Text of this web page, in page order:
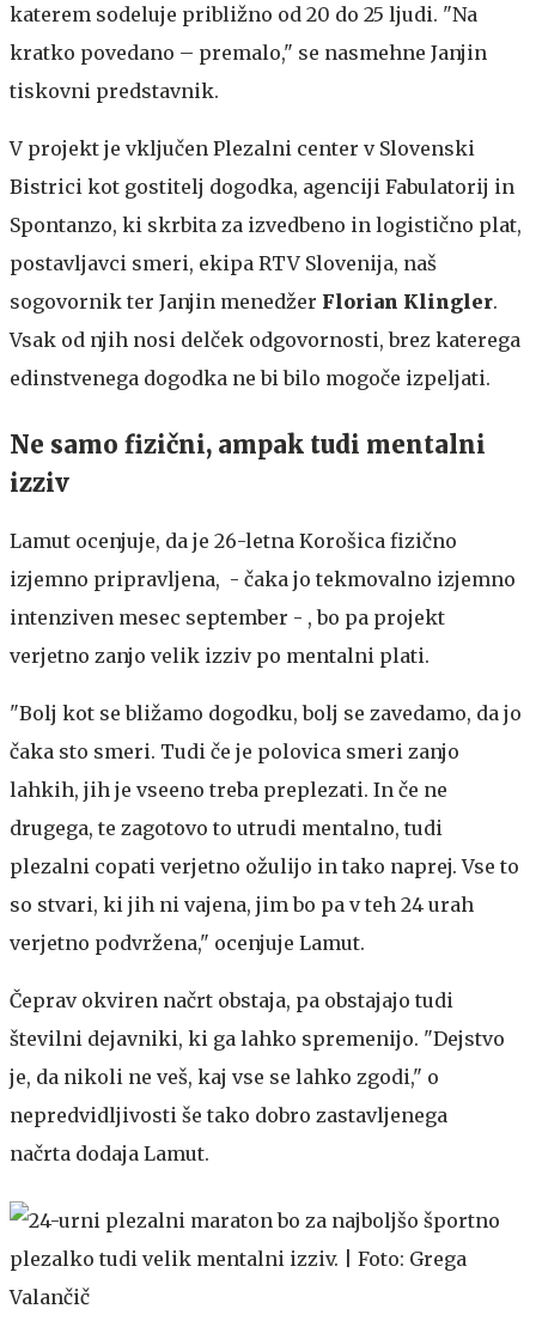
katerem sodeluje približno od 20 do 25 ljudi. "Na
kratko povedano – premalo," se nasmehne Janjin
tiskovni predstavnik.
V projekt je vključen Plezalni center v Slovenski
Bistrici kot gostitelj dogodka, agenciji Fabulatorij in
Spontanzo, ki skrbita za izvedbeno in logistično plat,
postavljavci smeri, ekipa RTV Slovenija, naš
sogovornik ter Janjin menedžer Florian Klingler.
Vsak od njih nosi delček odgovornosti, brez katerega
edinstvenega dogodka ne bi bilo mogoče izpeljati.
Ne samo fizični, ampak tudi mentalni
izziv
Lamut ocenjuje, da je 26-letna Korošica fizično
izjemno pripravljena, - čaka jo tekmovalno izjemno
intenziven mesec september - , bo pa projekt
verjetno zanjo velik izziv po mentalni plati.
"Bolj kot se bližamo dogodku, bolj se zavedamo, da jo
čaka sto smeri. Tudi če je polovica smeri zanjo
lahkih, jih je vseeno treba preplezati. In če ne
drugega, te zagotovo to utrudi mentalno, tudi
plezalni copati verjetno ožulijo in tako naprej. Vse to
so stvari, ki jih ni vajena, jim bo pa v teh 24 urah
verjetno podvržena," ocenjuje Lamut.
Čeprav okviren načrt obstaja, pa obstajajo tudi
številni dejavniki, ki ga lahko spremenijo. "Dejstvo
je, da nikoli ne veš, kaj vse se lahko zgodi," o
nepredvidljivosti še tako dobro zastavljenega
načrta dodaja Lamut.